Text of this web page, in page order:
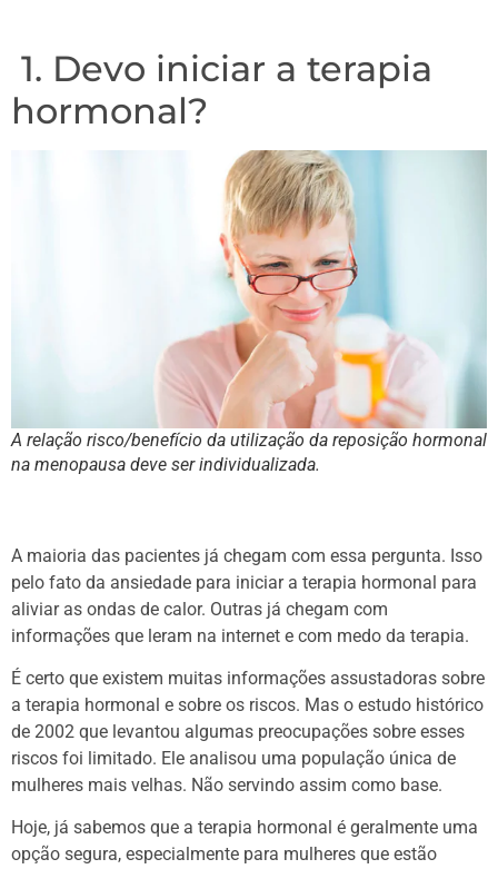
1. Devo iniciar a terapia
hormonal?
A relação risco/benefício da utilização da reposição hormonal
na menopausa deve ser individualizada.
A maioria das pacientes já chegam com essa pergunta. Isso
pelo fato da ansiedade para iniciar a terapia hormonal para
aliviar as ondas de calor. Outras já chegam com
informações que leram na internet e com medo da terapia.
É certo que existem muitas informações assustadoras sobre
a terapia hormonal e sobre os riscos. Mas o estudo histórico
de 2002 que levantou algumas preocupações sobre esses
riscos foi limitado. Ele analisou uma população única de
mulheres mais velhas. Não servindo assim como base.
Hoje, já sabemos que a terapia hormonal é geralmente uma
opção segura, especialmente para mulheres que estão